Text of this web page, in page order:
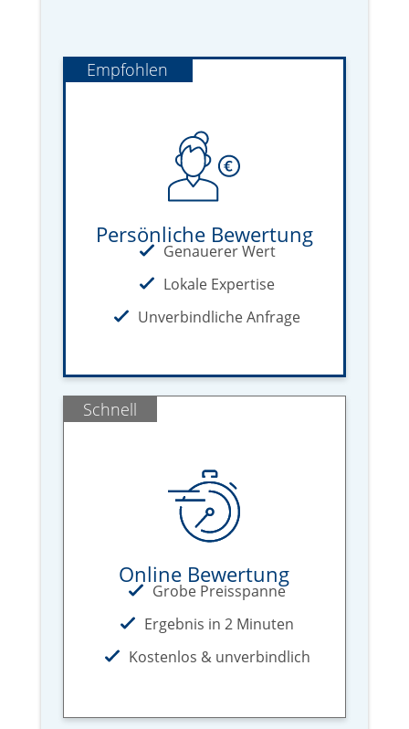
Empfohlen
Persönliche Bewertung
Genauerer Wert
Lokale Expertise
Unverbindliche Anfrage
Schnell
Online Bewertung
Grobe Preisspanne
Ergebnis in 2 Minuten
Kostenlos & unverbindlich